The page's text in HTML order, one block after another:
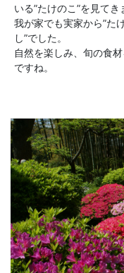
いる”たけのこ”を見てき
我が家でも実家から”た
し”でした。
自然を楽しみ、旬の食
ですね。